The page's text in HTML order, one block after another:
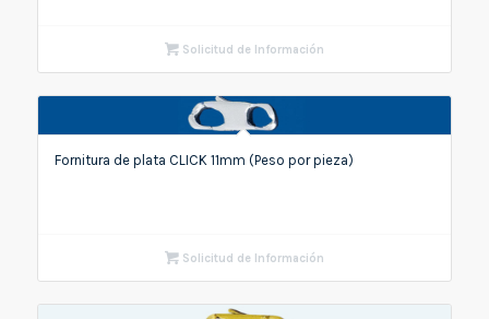
Solicitud de Información
Fornitura de plata CLICK 11mm (Peso por pieza)
Solicitud de Información